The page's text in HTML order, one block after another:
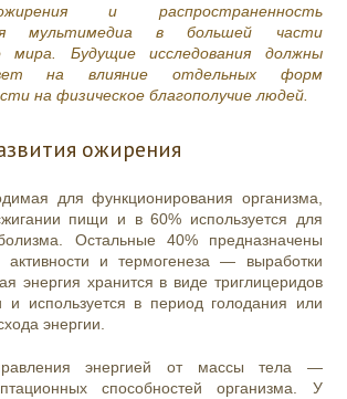
и распространенность
мультимедиа в большей части
мира. Будущие исследования должны
на влияние отдельных форм
на физическое благополучие людей.
ожирения
для функционирования организма,
пищи и в 60% используется для
Остальные 40% предназначены
активности и термогенеза — выработки
энергия хранится в виде триглицеридов
и используется в период голодания или
энергии.
энергией от массы тела —
способностей организма. У